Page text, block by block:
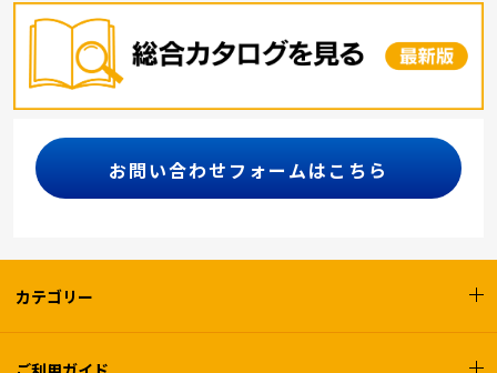
お問い合わせフォームはこちら
カテゴリー